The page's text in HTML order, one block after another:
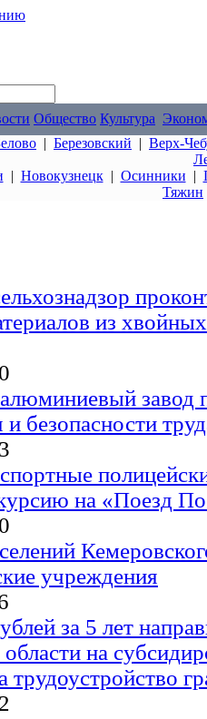
Общество Культура
| Березовский | Верх-
| Новокузнецк| Осинники |
Тяжин
из
завод
и безопасности
на «Поезд
учреждения
за 5 лет
на
трудоустройство